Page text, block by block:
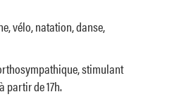
vélo, natation, danse,
stimulant
partir de 17h.